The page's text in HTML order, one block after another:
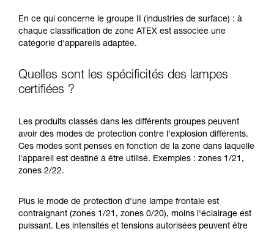
En ce qui concerne le groupe II (industries de surface) : à
chaque classification de zone ATEX est associée une
catégorie d'appareils adaptée.
Quelles sont les spécificités des lampes
certifiées ?
Les produits classés dans les différents groupes peuvent
avoir des modes de protection contre l'explosion différents.
Ces modes sont pensés en fonction de la zone dans laquelle
l'appareil est destiné à être utilisé. Exemples : zones 1/21,
zones 2/22.
Plus le mode de protection d'une lampe frontale est
contraignant (zones 1/21, zones 0/20), moins l'éclairage est
puissant. Les intensités et tensions autorisées peuvent être